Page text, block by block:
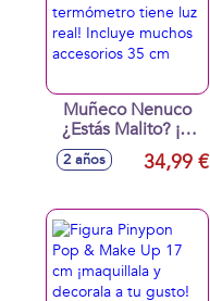
Muñeco Nenuco
¿Estás Malito? ¡el
termómetro tiene
luz real! Incluye
35 cm
2 años 34,99 €